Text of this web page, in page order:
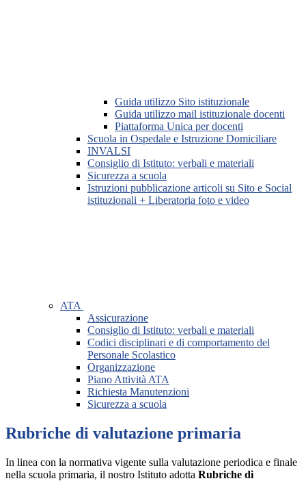
Guida utilizzo Sito istituzionale
Guida utilizzo mail istituzionale docenti
Piattaforma Unica per docenti
Scuola in Ospedale e Istruzione Domiciliare
INVALSI
Consiglio di Istituto: verbali e materiali
Sicurezza a scuola
Istruzioni pubblicazione articoli su Sito e Social
istituzionali + Liberatoria foto e video
ATA
Assicurazione
Consiglio di Istituto: verbali e materiali
Codici disciplinari e di comportamento del
Personale Scolastico
Organizzazione
Piano Attività ATA
Richiesta Manutenzioni
Sicurezza a scuola
Rubriche di valutazione primaria
In linea con la normativa vigente sulla valutazione periodica e finale
nella scuola primaria, il nostro Istituto adotta Rubriche di